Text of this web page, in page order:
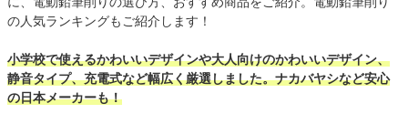
の人気ランキングもご紹介します！
小学校で使えるかわいいデザインや大人向けのかわいいデザイン、
静音タイプ、充電式など幅広く厳選しました。ナカバヤシなど安心
の日本メーカーも！